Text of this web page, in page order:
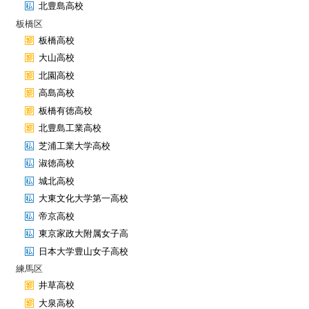
北豊島高校
板橋区
板橋高校
大山高校
北園高校
高島高校
板橋有徳高校
北豊島工業高校
芝浦工業大学高校
淑徳高校
城北高校
大東文化大学第一高校
帝京高校
東京家政大附属女子高
日本大学豊山女子高校
練馬区
井草高校
大泉高校